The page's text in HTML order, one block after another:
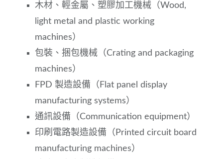
木材、輕金屬、塑膠加工機械（Wood,
light metal and plastic working
machines）
包裝、捆包機械（Crating and packaging
machines）
FPD 製造設備（Flat panel display
manufacturing systems）
通訊設備（Communication equipment）
印刷電路製造設備（Printed circuit board
manufacturing machines）